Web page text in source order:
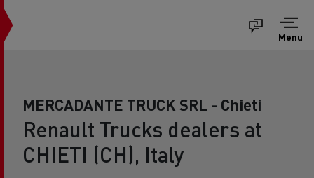
Menu
MERCADANTE TRUCK SRL - Chieti
Renault Trucks dealers at
CHIETI (CH), Italy